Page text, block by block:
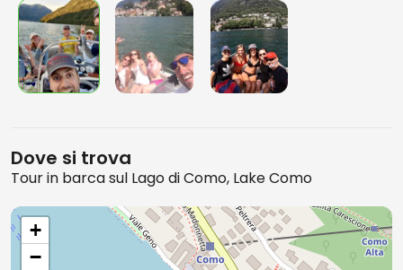
Dove si trova
Tour in barca sul Lago di Como, Lake Como
+
−